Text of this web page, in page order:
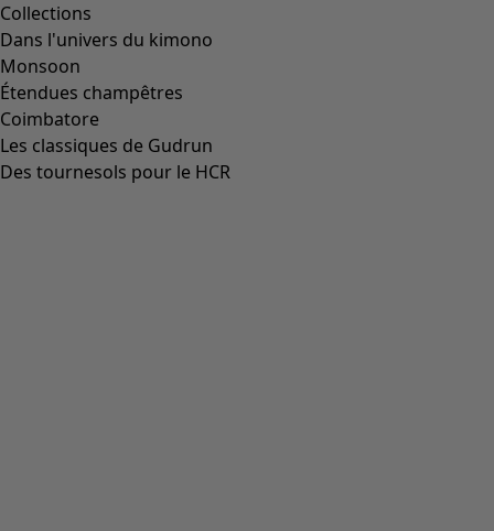
Collections
Dans l'univers du kimono
Monsoon
Étendues champêtres
Coimbatore
Les classiques de Gudrun
Des tournesols pour le HCR